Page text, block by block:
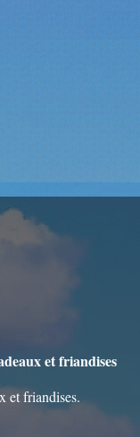
et friandises
et friandises.